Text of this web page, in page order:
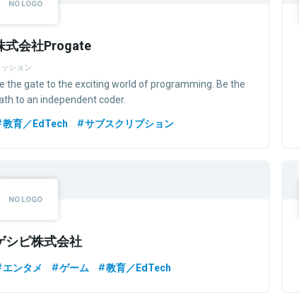
式会社Progate
ション
the gate to the exciting world of programming. Be the
to an independent coder.
教育／EdTech
サブスクリプション
シピ株式会社
エンタメ ゲーム 教育／EdTech